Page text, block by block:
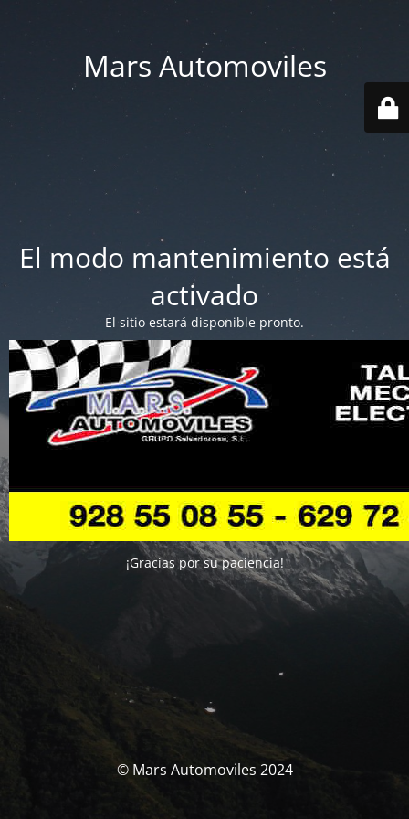
Mars Automoviles
El modo mantenimiento está
activado
El sitio estará disponible pronto.
¡Gracias por su paciencia!
© Mars Automoviles 2024